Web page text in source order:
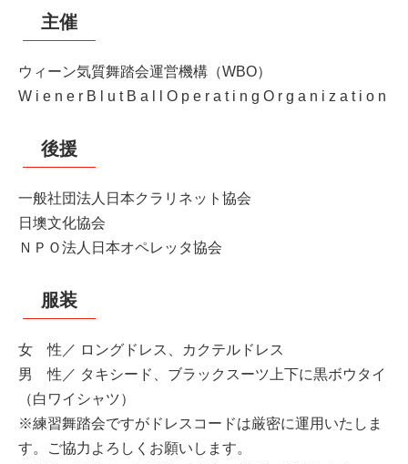
主催
ウィーン気質舞踏会運営機構（WBO）
W i e n e r B l u t B a l l O p e r a t i n g O r g a n i z a t i o n
後援
一般社団法人日本クラリネット協会
日墺文化協会
ＮＰＯ法人日本オペレッタ協会
服装
女 性／ ロングドレス、カクテルドレス
男 性／ タキシード、ブラックスーツ上下に黒ボウタイ
（白ワイシャツ）
※練習舞踏会ですがドレスコードは厳密に運用いたしま
す。ご協力よろしくお願いします。